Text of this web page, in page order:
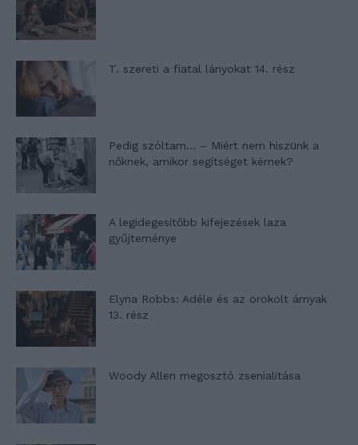
T. szereti a fiatal lányokat 14. rész
Pedig szóltam… – Miért nem hiszünk a
nőknek, amikor segítséget kérnek?
A legidegesítőbb kifejezések laza
gyűjteménye
Elyna Robbs: Adéle és az örökölt árnyak
13. rész
Woody Allen megosztó zsenialitása